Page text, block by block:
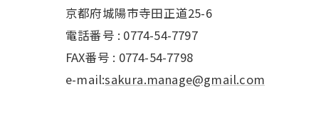
京都府城陽市寺田正道25-6
電話番号 : 0774-54-7797
FAX番号 : 0774-54-7798
e-mail:sakura.manage@gmail.com